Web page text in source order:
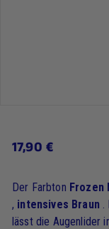
Regulärer
17,90 €17,90
Der Farbton Frozen
, intensives Braun .
lässt die Augenlider